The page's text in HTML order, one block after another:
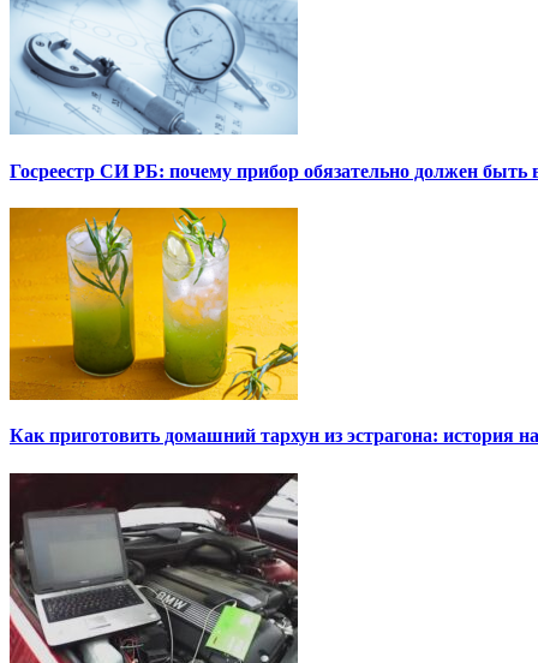
Госреестр СИ РБ: почему прибор обязательно должен быть
Как приготовить домашний тархун из эстрагона: история